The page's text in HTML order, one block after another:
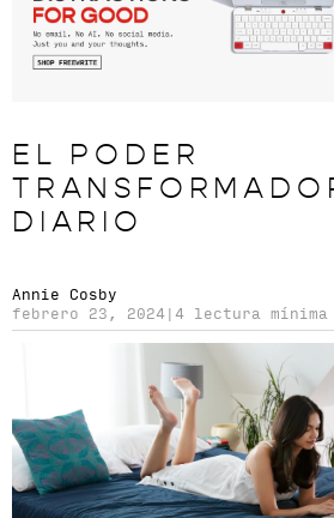
EL PODER
DIARIO
Annie Cosby
febrero 23, 2024
4 lectura mínima